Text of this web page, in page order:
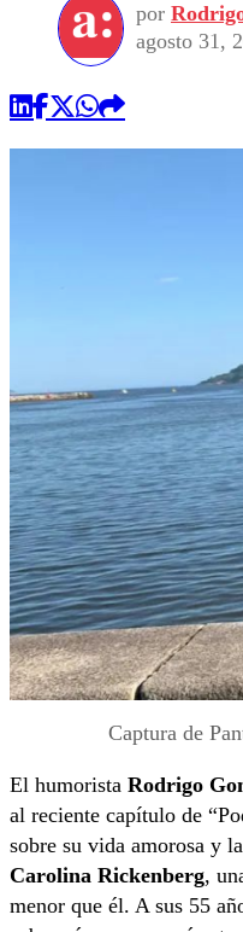
por
agosto 31,
Captura de
El humorista Rodrigo
al reciente capítulo de
sobre su vida amorosa y
Carolina Rickenberg,
menor que él. A sus 55